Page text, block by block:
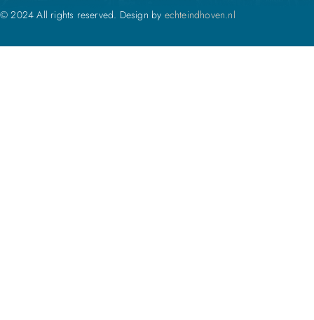
© 2024 All rights reserved. Design by echteindhoven.nl